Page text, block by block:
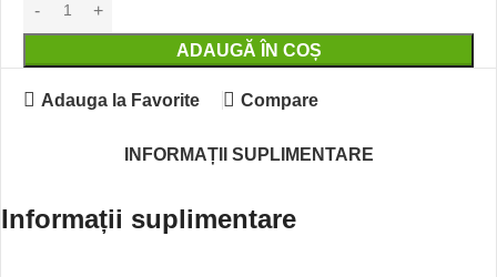
ADAUGĂ ÎN COȘ
Adauga la Favorite Compare
INFORMAȚII SUPLIMENTARE
Informații suplimentare